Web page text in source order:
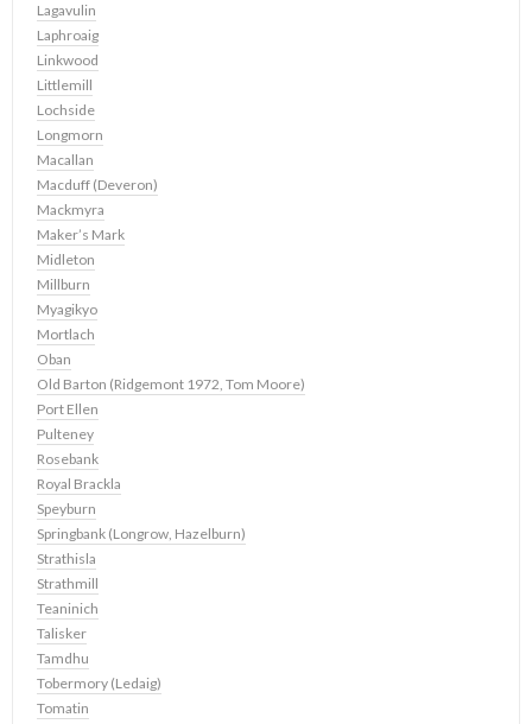
Lagavulin
Laphroaig
Linkwood
Littlemill
Lochside
Longmorn
Macallan
Macduff (Deveron)
Mackmyra
Maker’s Mark
Midleton
Millburn
Myagikyo
Mortlach
Oban
Old Barton (Ridgemont 1972, Tom Moore)
Port Ellen
Pulteney
Rosebank
Royal Brackla
Speyburn
Springbank (Longrow, Hazelburn)
Strathisla
Strathmill
Teaninich
Talisker
Tamdhu
Tobermory (Ledaig)
Tomatin